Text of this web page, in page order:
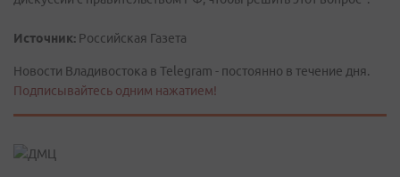
Источник: Российская Газета
Новости Владивостока в Telegram - постоянно в течение дня.
Подписывайтесь одним нажатием!